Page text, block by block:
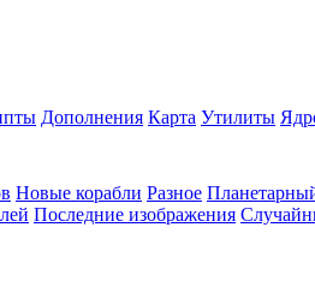
Дополнения Карта Утилиты
Новые корабли Разное
Последние изображения